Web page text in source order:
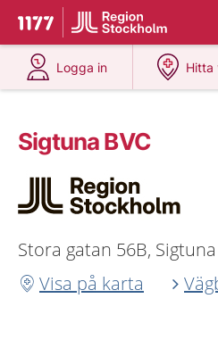
Till startsidan för 1177
Du har valt region
Logga in
på 1177.se
Hitta
på
Sigtuna BVC
Stora gatan 56B, Sigtuna
Visa på karta